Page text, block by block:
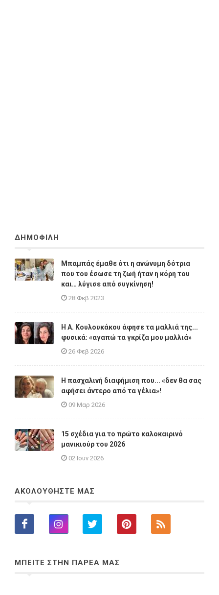
ΔΗΜΟΦΙΛΗ
Μπαμπάς έμαθε ότι η ανώνυμη δότρια
που του έσωσε τη ζωή ήταν η κόρη του
και… λύγισε από συγκίνηση!
28 Φεβ 2023
Η A. Κουλουκάκου άφησε τα μαλλιά της...
φυσικά: «αγαπώ τα γκρίζα μου μαλλιά»
26 Φεβ 2026
Η πασχαλινή διαφήμιση που... «δεν θα σας
αφήσει άντερο από τα γέλια»!
09 Μαρ 2026
15 σχέδια για το πρώτο καλοκαιρινό
μανικιούρ του 2026
02 Ιουν 2026
ΑΚΟΛΟΥΘΗΣΤΕ ΜΑΣ
ΜΠΕΙΤΕ ΣΤΗΝ ΠΑΡΕΑ ΜΑΣ